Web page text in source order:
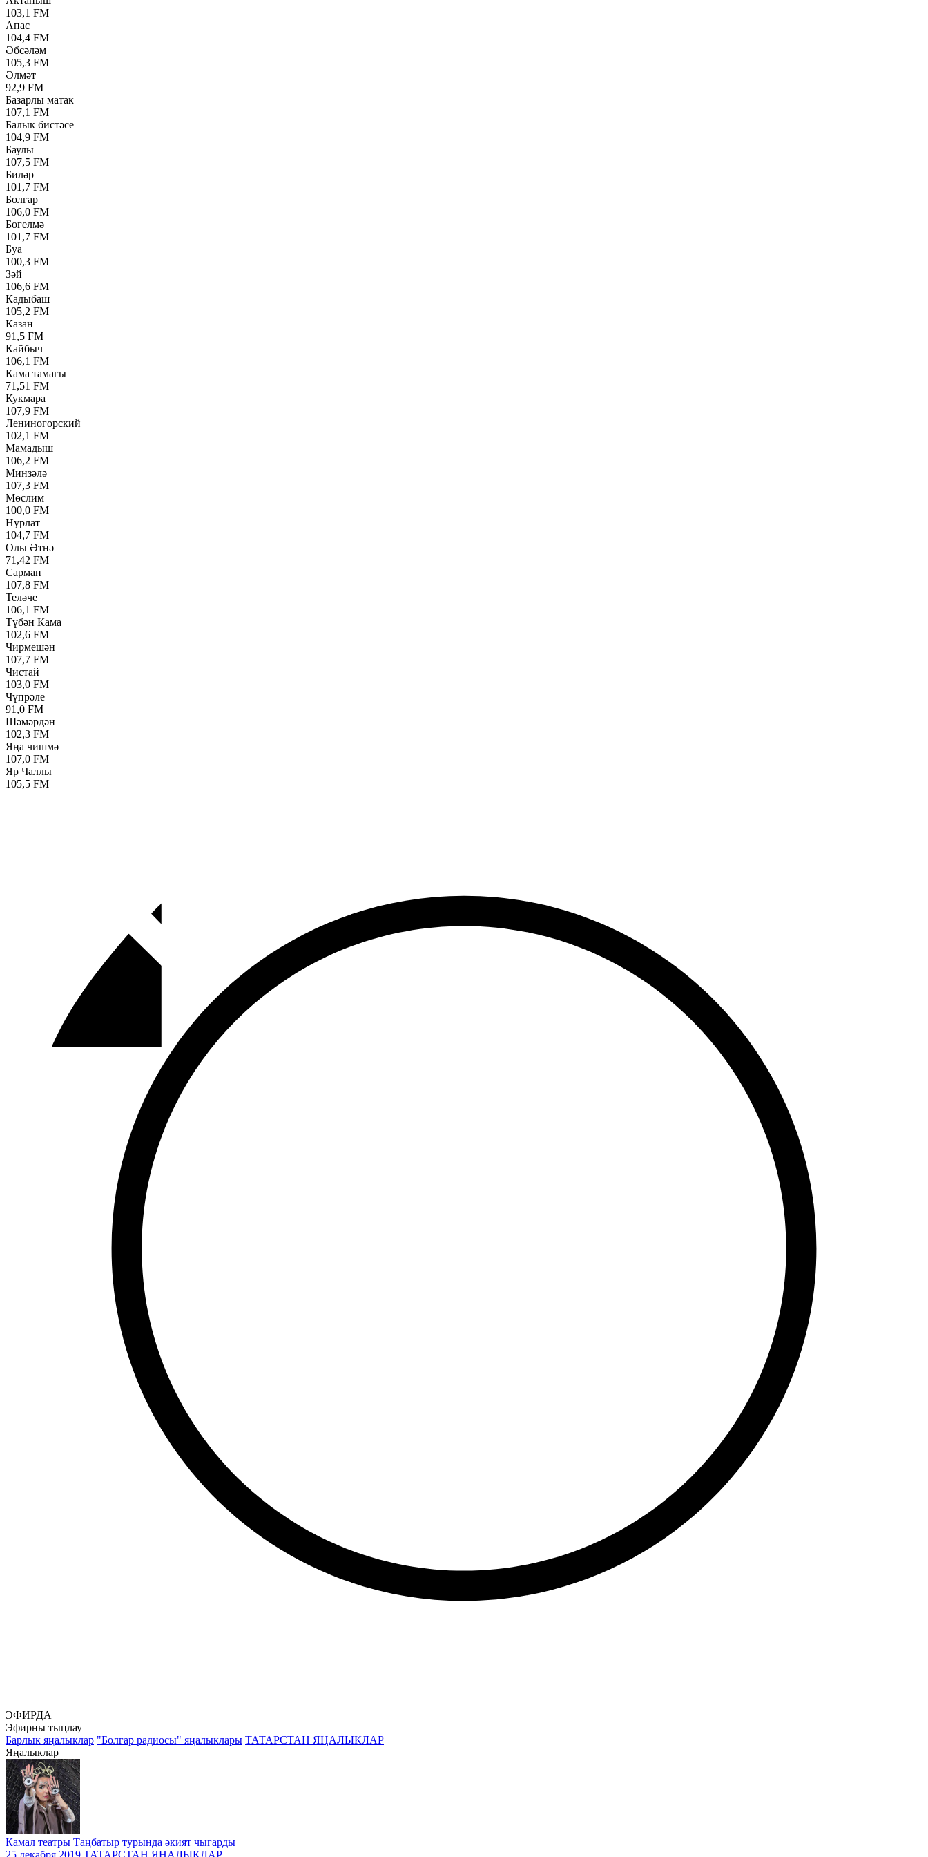
103,1 FM
Апас
104,4 FM
Әбсәләм
105,3 FM
Әлмәт
92,9 FM
Базарлы матак
107,1 FM
Балык бистәсе
104,9 FM
Баулы
107,5 FM
Биләр
101,7 FM
Болгар
106,0 FM
Бөгелмә
101,7 FM
Буа
100,3 FM
Зәй
106,6 FM
Кадыбаш
105,2 FM
Казан
91,5 FM
Кайбыч
106,1 FM
Кама тамагы
71,51 FM
Кукмара
107,9 FM
Лениногорский
102,1 FM
Мамадыш
106,2 FM
Минзәлә
107,3 FM
Мөслим
100,0 FM
Нурлат
104,7 FM
Олы Әтнә
71,42 FM
Сарман
107,8 FM
Теләче
106,1 FM
Түбән Кама
102,6 FM
Чирмешән
107,7 FM
Чистай
103,0 FM
Чүпрәле
91,0 FM
Шәмәрдән
102,3 FM
Яңа чишмә
107,0 FM
Яр Чаллы
105,5 FM
ЭФИРДА
Эфирны тыңлау
Барлык яңалыклар "Болгар радиосы" яңалыклары ТАТАРСТАН ЯҢАЛЫКЛАР
Яңалыклар
Камал театры Таңбатыр турында әкият чыгарды